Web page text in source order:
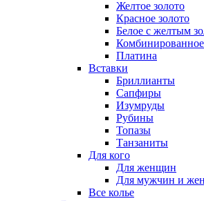
Желтое золото
Красное золото
Белое с желтым
Комбинированное
Платина
Вставки
Бриллианты
Сапфиры
Изумруды
Рубины
Топазы
Танзаниты
Для кого
Для женщин
Для мужчин и
Все колье